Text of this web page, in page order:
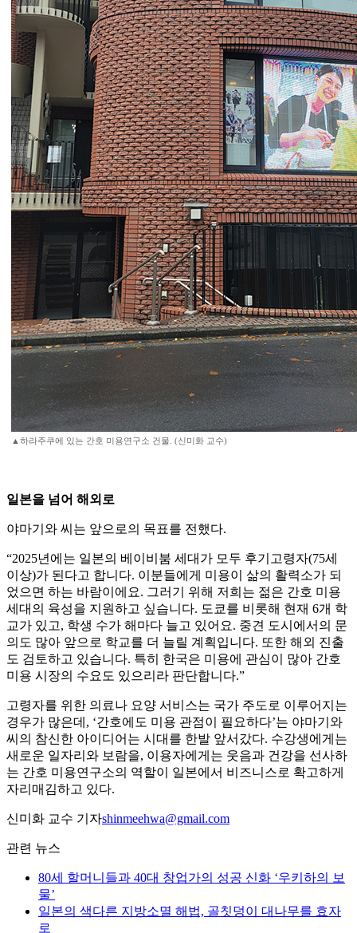
▲하라주쿠에 있는 간호 미용연구소 건물. (신미화 교수)
일본을 넘어 해외로
야마기와 씨는 앞으로의 목표를 전했다.
“2025년에는 일본의 베이비붐 세대가 모두 후기고령자(75세
이상)가 된다고 합니다. 이분들에게 미용이 삶의 활력소가 되
었으면 하는 바람이에요. 그러기 위해 저희는 젊은 간호 미용
세대의 육성을 지원하고 싶습니다. 도쿄를 비롯해 현재 6개 학
교가 있고, 학생 수가 해마다 늘고 있어요. 중견 도시에서의 문
의도 많아 앞으로 학교를 더 늘릴 계획입니다. 또한 해외 진출
도 검토하고 있습니다. 특히 한국은 미용에 관심이 많아 간호
미용 시장의 수요도 있으리라 판단합니다.”
고령자를 위한 의료나 요양 서비스는 국가 주도로 이루어지는
경우가 많은데, ‘간호에도 미용 관점이 필요하다’는 야마기와
씨의 참신한 아이디어는 시대를 한발 앞서갔다. 수강생에게는
새로운 일자리와 보람을, 이용자에게는 웃음과 건강을 선사하
는 간호 미용연구소의 역할이 일본에서 비즈니스로 확고하게
자리매김하고 있다.
신미화 교수 기자shinmeehwa@gmail.com
관련 뉴스
80세 할머니들과 40대 창업가의 성공 신화 ‘우키하의 보
물’
일본의 색다른 지방소멸 해법, 골칫덩이 대나무를 효자
로